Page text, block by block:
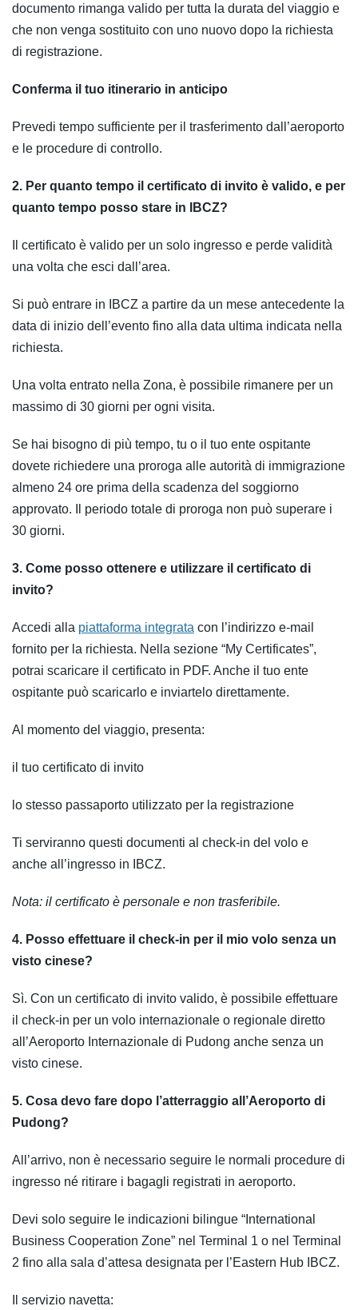
documento rimanga valido per tutta la durata del viaggio e
che non venga sostituito con uno nuovo dopo la richiesta
di registrazione.
Conferma il tuo itinerario in anticipo
Prevedi tempo sufficiente per il trasferimento dall’aeroporto
e le procedure di controllo.
2. Per quanto tempo il certificato di invito è valido, e per
quanto tempo posso stare in IBCZ?
Il certificato è valido per un solo ingresso e perde validità
una volta che esci dall’area.
Si può entrare in IBCZ a partire da un mese antecedente la
data di inizio dell’evento fino alla data ultima indicata nella
richiesta.
Una volta entrato nella Zona, è possibile rimanere per un
massimo di 30 giorni per ogni visita.
Se hai bisogno di più tempo, tu o il tuo ente ospitante
dovete richiedere una proroga alle autorità di immigrazione
almeno 24 ore prima della scadenza del soggiorno
approvato. Il periodo totale di proroga non può superare i
30 giorni.
3. Come posso ottenere e utilizzare il certificato di
invito?
Accedi alla piattaforma integrata con l’indirizzo e-mail
fornito per la richiesta. Nella sezione “My Certificates”,
potrai scaricare il certificato in PDF. Anche il tuo ente
ospitante può scaricarlo e inviartelo direttamente.
Al momento del viaggio, presenta:
il tuo certificato di invito
lo stesso passaporto utilizzato per la registrazione
Ti serviranno questi documenti al check-in del volo e
anche all’ingresso in IBCZ.
Nota: il certificato è personale e non trasferibile.
4. Posso effettuare il check-in per il mio volo senza un
visto cinese?
Sì. Con un certificato di invito valido, è possibile effettuare
il check-in per un volo internazionale o regionale diretto
all’Aeroporto Internazionale di Pudong anche senza un
visto cinese.
5. Cosa devo fare dopo l’atterraggio all’Aeroporto di
Pudong?
All’arrivo, non è necessario seguire le normali procedure di
ingresso né ritirare i bagagli registrati in aeroporto.
Devi solo seguire le indicazioni bilingue “International
Business Cooperation Zone” nel Terminal 1 o nel Terminal
2 fino alla sala d’attesa designata per l’Eastern Hub IBCZ.
Il servizio navetta: